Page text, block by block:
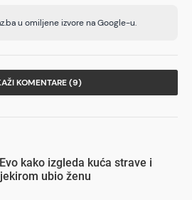
u omiljene izvore na Google-u.
KOMENTARE (9)
kako izgleda kuća strave i
ubio ženu